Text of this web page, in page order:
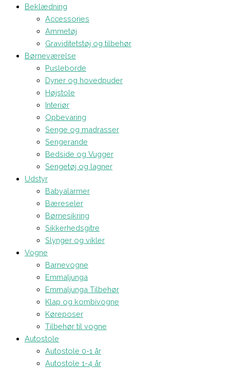
Beklædning
Accessories
Ammetøj
Graviditetstøj og tilbehør
Børneværelse
Pusleborde
Dyner og hovedpuder
Højstole
Interiør
Opbevaring
Senge og madrasser
Sengerande
Bedside og Vugger
Sengetøj og lagner
Udstyr
Babyalarmer
Bæreseler
Børnesikring
Sikkerhedsgitre
Slynger og vikler
Vogne
Barnevogne
Emmaljunga
Emmaljunga Tilbehør
Klap og kombivogne
Køreposer
Tilbehør til vogne
Autostole
Autostole 0-1 år
Autostole 1-4 år